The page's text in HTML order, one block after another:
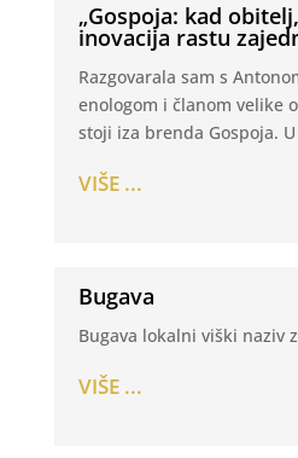
„Gospoja: kad
inovacija rastu
Razgovarala sam s
enologom i članom velike
stoji iza brenda Gospoja. U
VIŠE ...
Bugava
Bugava lokalni viški naziv
VIŠE ...